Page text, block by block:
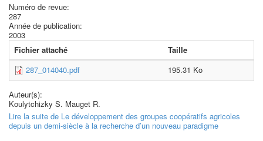
Numéro de revue:
287
Année de publication:
2003
Fichier attaché
Taille
287_014040.pdf
195.31 Ko
Auteur(s):
Koulytchizky S. Mauget R.
Lire la suite de Le développement des groupes coopératifs agricoles
depuis un demi-siècle à la recherche d’un nouveau paradigme